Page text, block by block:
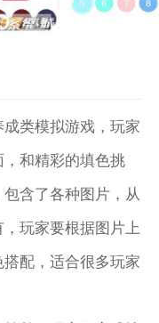
类模拟游戏，玩家
和精彩的填色挑
含了各种图片，从
玩家要根据图片上
配，适合很多玩家